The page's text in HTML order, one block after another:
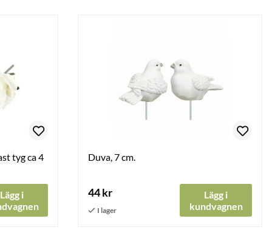
tyg ca 4
Lägg i
Duva, 7 cm.
44 kr
Lägg i
kundvagnen